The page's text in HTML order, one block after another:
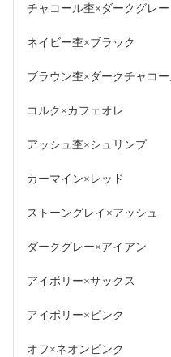
チャコール杢×ダークグレー
ネイビー杢×ブラック
ブラウン杢×ダークチャコ
コルク×カフェオレ
アッシュ杢×シュリンプ
カーマイン×レッド
ストーングレイ×アッシュ
ダークグレー×アイアン
アイボリー×サックス
アイボリー×ピンク
オフ×ネオンピンク